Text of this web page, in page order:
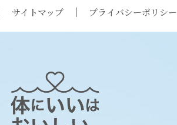
サイトマップ プライバシーポリシー